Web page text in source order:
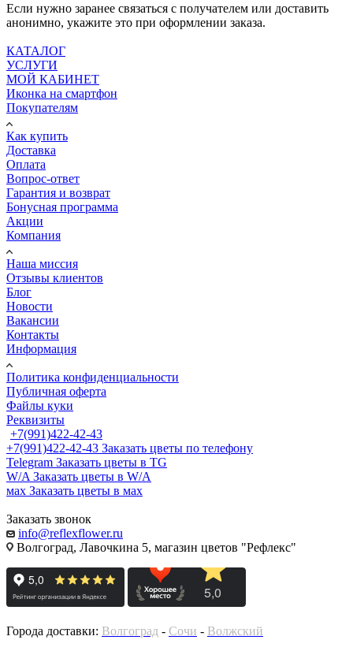
Если нужно заранее связаться с получателем или доставить
анонимно, укажите это при оформлении заказа.
КАТАЛОГ
УСЛУГИ
МОЙ КАБИНЕТ
Иконка на смартфон
Покупателям
Как купить
Доставка
Оплата
Вопрос-ответ
Гарантия и возврат
Бонусная программа
Акции
Компания
Наша миссия
Отзывы клиентов
Блог
Новости
Вакансии
Контакты
Информация
Политика конфиденциальности
Публичная оферта
Файлы куки
Реквизиты
+7(991)422-42-43
+7(991)422-42-43 Заказать цветы по телефону
Telegram Заказать цветы в TG
W/A Заказать цветы в W/A
мах Заказать цветы в мах
Заказать звонок
info@reflexflower.ru
Волгоград, Лавочкина 5, магазин цветов "Рефлекс"
Города доставки: Волгоград - Сочи - Волжский